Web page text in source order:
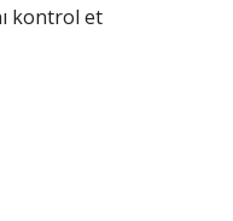
kontrol et